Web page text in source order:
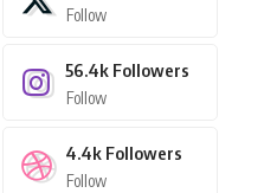
Follow
56.4k Followers
Follow
4.4k Followers
Follow